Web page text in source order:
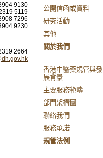
9130
5119
7296
9230
2664
公開信函或資料
研究活動
其他
關於我們
香港中醫藥規管與發
展背景
主要服務範疇
部門架構圖
聯絡我們
服務承諾
規管法例